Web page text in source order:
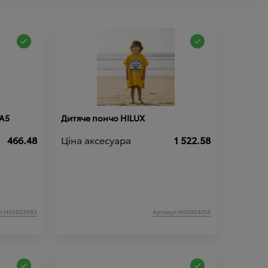
466.48
Дитяче пончо HILUX
Ціна аксесуара 1 522.58
Артикул:N00004014